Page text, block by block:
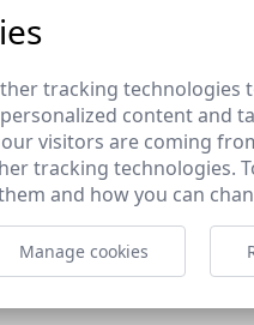
tracking
content and
visitors are coming
tracking technologies.
and how you can
Manage cookies